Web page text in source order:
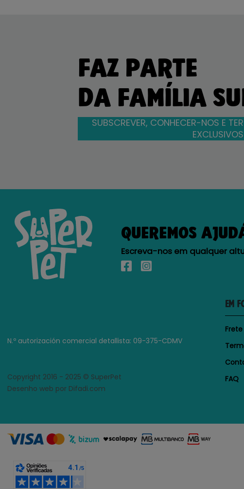
FAZ PARTE
DA FAMÍLIA
SUBSCREVER, CONHECER-NOS E
EXCLUSIVOS
QUEREMOS
Escreva-nos em qualquer
N.º autorización comercial detallista: 09-375-CDMV
Copyright 2016 - 2025 © SuperPet
Desenho web por Difadi.com
EM
FAQ